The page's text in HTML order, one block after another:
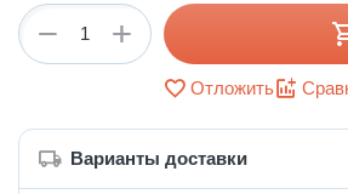
+
−
Отложить
Варианты доставки